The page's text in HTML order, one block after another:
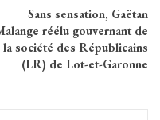
Sans sensation, Gaëtan
réélu gouvernant de
la société des Républicains
(LR) de Lot-et-Garonne